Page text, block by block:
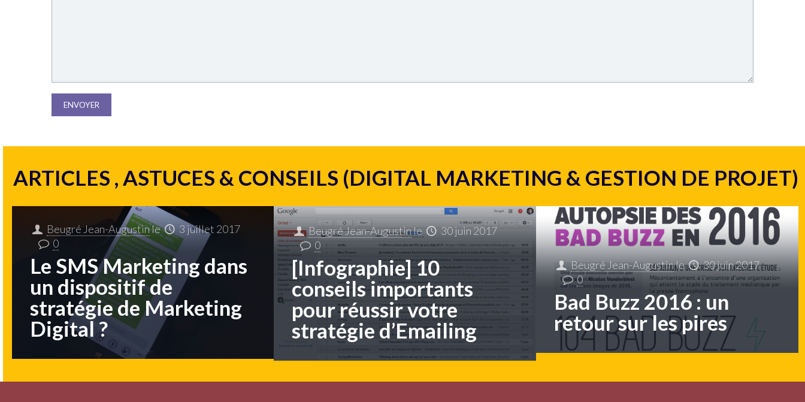
ARTICLES , ASTUCES & CONSEILS (DIGITAL MARKETING & GESTION DE PROJET)
Beugré Jean-Augustinle
3 juillet 2017
0
Le SMS Marketing dans
un dispositif de
stratégie de Marketing
Digital ?
Beugré Jean-Augustinle
30 juin 2017
0
[Infographie] 10
conseils importants
pour réussir votre
stratégie d’Emailing
Beugré Jean-Augustinle
30 juin 2017
0
Bad Buzz 2016 : un
retour sur les pires